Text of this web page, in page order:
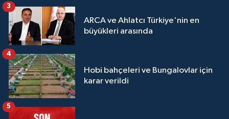
ARCA ve Ahlatcı Türkiye'nin en
büyükleri arasında
3
Hobi bahçeleri ve Bungalovlar için
karar verildi
4
5